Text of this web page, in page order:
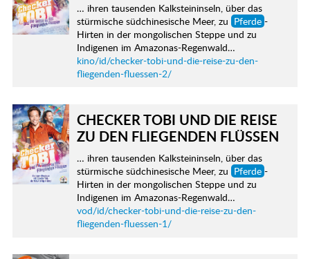
… ihren tausenden Kalksteininseln, über das
stürmische südchinesische Meer, zu Pferde -
Hirten in der mongolischen Steppe und zu
Indigenen im Amazonas-Regenwald…
kino/id/checker-tobi-und-die-reise-zu-den-
fliegenden-fluessen-2/
CHECKER TOBI UND DIE REISE
ZU DEN FLIEGENDEN FLÜSSEN
… ihren tausenden Kalksteininseln, über das
stürmische südchinesische Meer, zu Pferde -
Hirten in der mongolischen Steppe und zu
Indigenen im Amazonas-Regenwald…
vod/id/checker-tobi-und-die-reise-zu-den-
fliegenden-fluessen-1/